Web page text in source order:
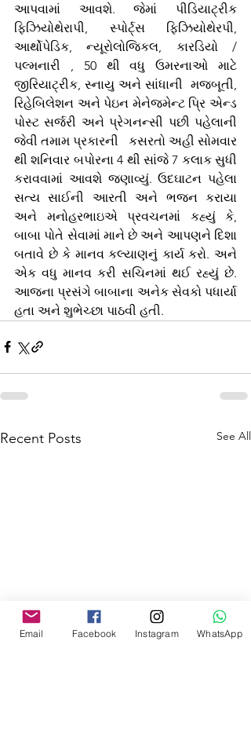
આપવામાં આવશે. જેમાં પીડિયાટ્રીક
ફિઝિયોથેરાપી, સ્પોર્ટ્સ ફિઝિયોથેરપી,
આર્થોપેડિક, ન્યૂરોલોજિકલ, કારડિયો /
પલ્મનારી , 50 થી વધુ ઉમરનાઓ માટે
જીરિયાટ્રીક, સ્નાયુ અને સાંધાની  મજબૂતી,
રિહેબિલેશન અને પેઇન મેનેજમેન્ટ પ્રિ એન્ડ
પોસ્ટ સર્જરી અને પ્રેગનન્સી પછી પહેલાની
જેવી તમામ પ્રકારની   કસરતો અહી સોમવાર
થી શનિવાર બપોરના 4 થી સાંજે 7 કલાક સુધી
કરાવવામાં આવશે જણાવ્યું. ઉદઘાટન પહેલા
સત્ય સાઈની આરતી અને ભજન કરાયા
અને મનોહરભાઇએ પ્રવચનમાં કહ્યું કે,
બાબા પોતે સેવામાં માને છે અને આપણને દિશા
બતાવે છે કે માનવ કલ્યાણનું કાર્ય કરો. અને
એક વધુ માનવ કરી સચિનમાં થઈ રહ્યું છે.
આજના પ્રસંગે બાબાના અનેક સેવકો પધાર્યા
હતા અને શુભેચ્છા પાઠવી હતી.
Recent Posts See All
Email Facebook Instagram WhatsApp